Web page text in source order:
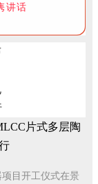
讲话
目开工仪式在景